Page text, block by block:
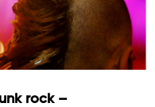
rock –